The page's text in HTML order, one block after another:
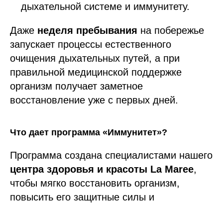
дыхательной системе и иммунитету.
Даже неделя пребывания на побережье
запускает процессы естественного
очищения дыхательных путей, а при
правильной медицинской поддержке
организм получает заметное
восстановление уже с первых дней.
Что дает программа «Иммунитет»?
Программа создана специалистами нашего
центра здоровья и красоты La Maree,
чтобы мягко восстановить организм,
повысить его защитные силы и